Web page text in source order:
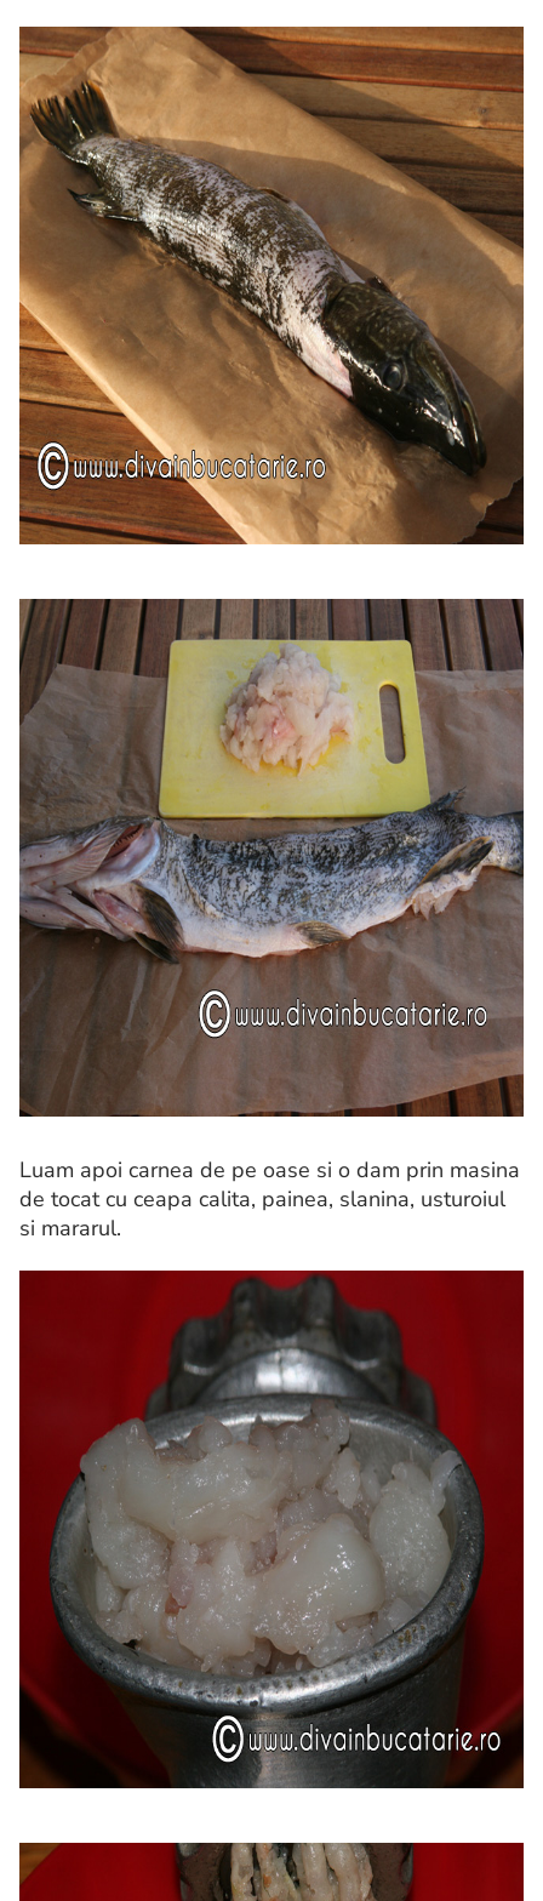
Luam apoi carnea de pe oase si o dam prin masina
de tocat cu ceapa calita, painea, slanina, usturoiul
si mararul.